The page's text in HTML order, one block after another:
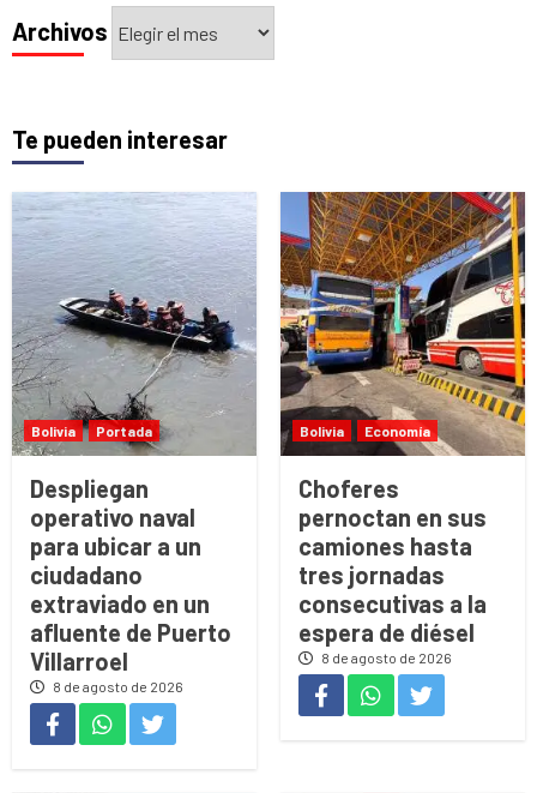
Archivos
Archivos
Te pueden interesar
Bolivia Portada
Despliegan
operativo naval
para ubicar a un
ciudadano
extraviado en un
afluente de Puerto
Villarroel
8 de agosto de 2026
Bolivia Economía
Choferes
pernoctan en sus
camiones hasta
tres jornadas
consecutivas a la
espera de diésel
8 de agosto de 2026